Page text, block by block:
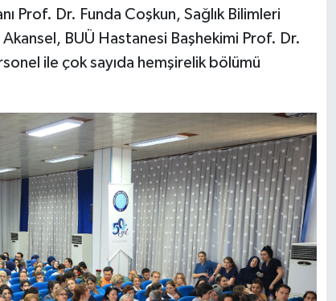
Prof. Dr. Funda Coşkun, Sağlık Bilimleri
BUÜ Hastanesi Başhekimi Prof. Dr.
ile çok sayıda hemşirelik bölümü